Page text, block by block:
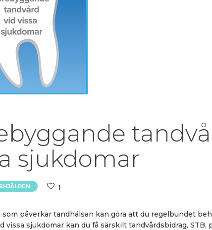
sjukdomar
1
som påverkar tandhälsan kan göra att du regelbundet
vissa sjukdomar kan du få särskilt tandvårdsbidrag, STB,